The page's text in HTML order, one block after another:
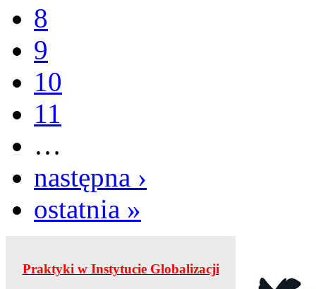
8
9
10
11
…
następna ›
ostatnia »
Praktyki w Instytucie Globalizacji